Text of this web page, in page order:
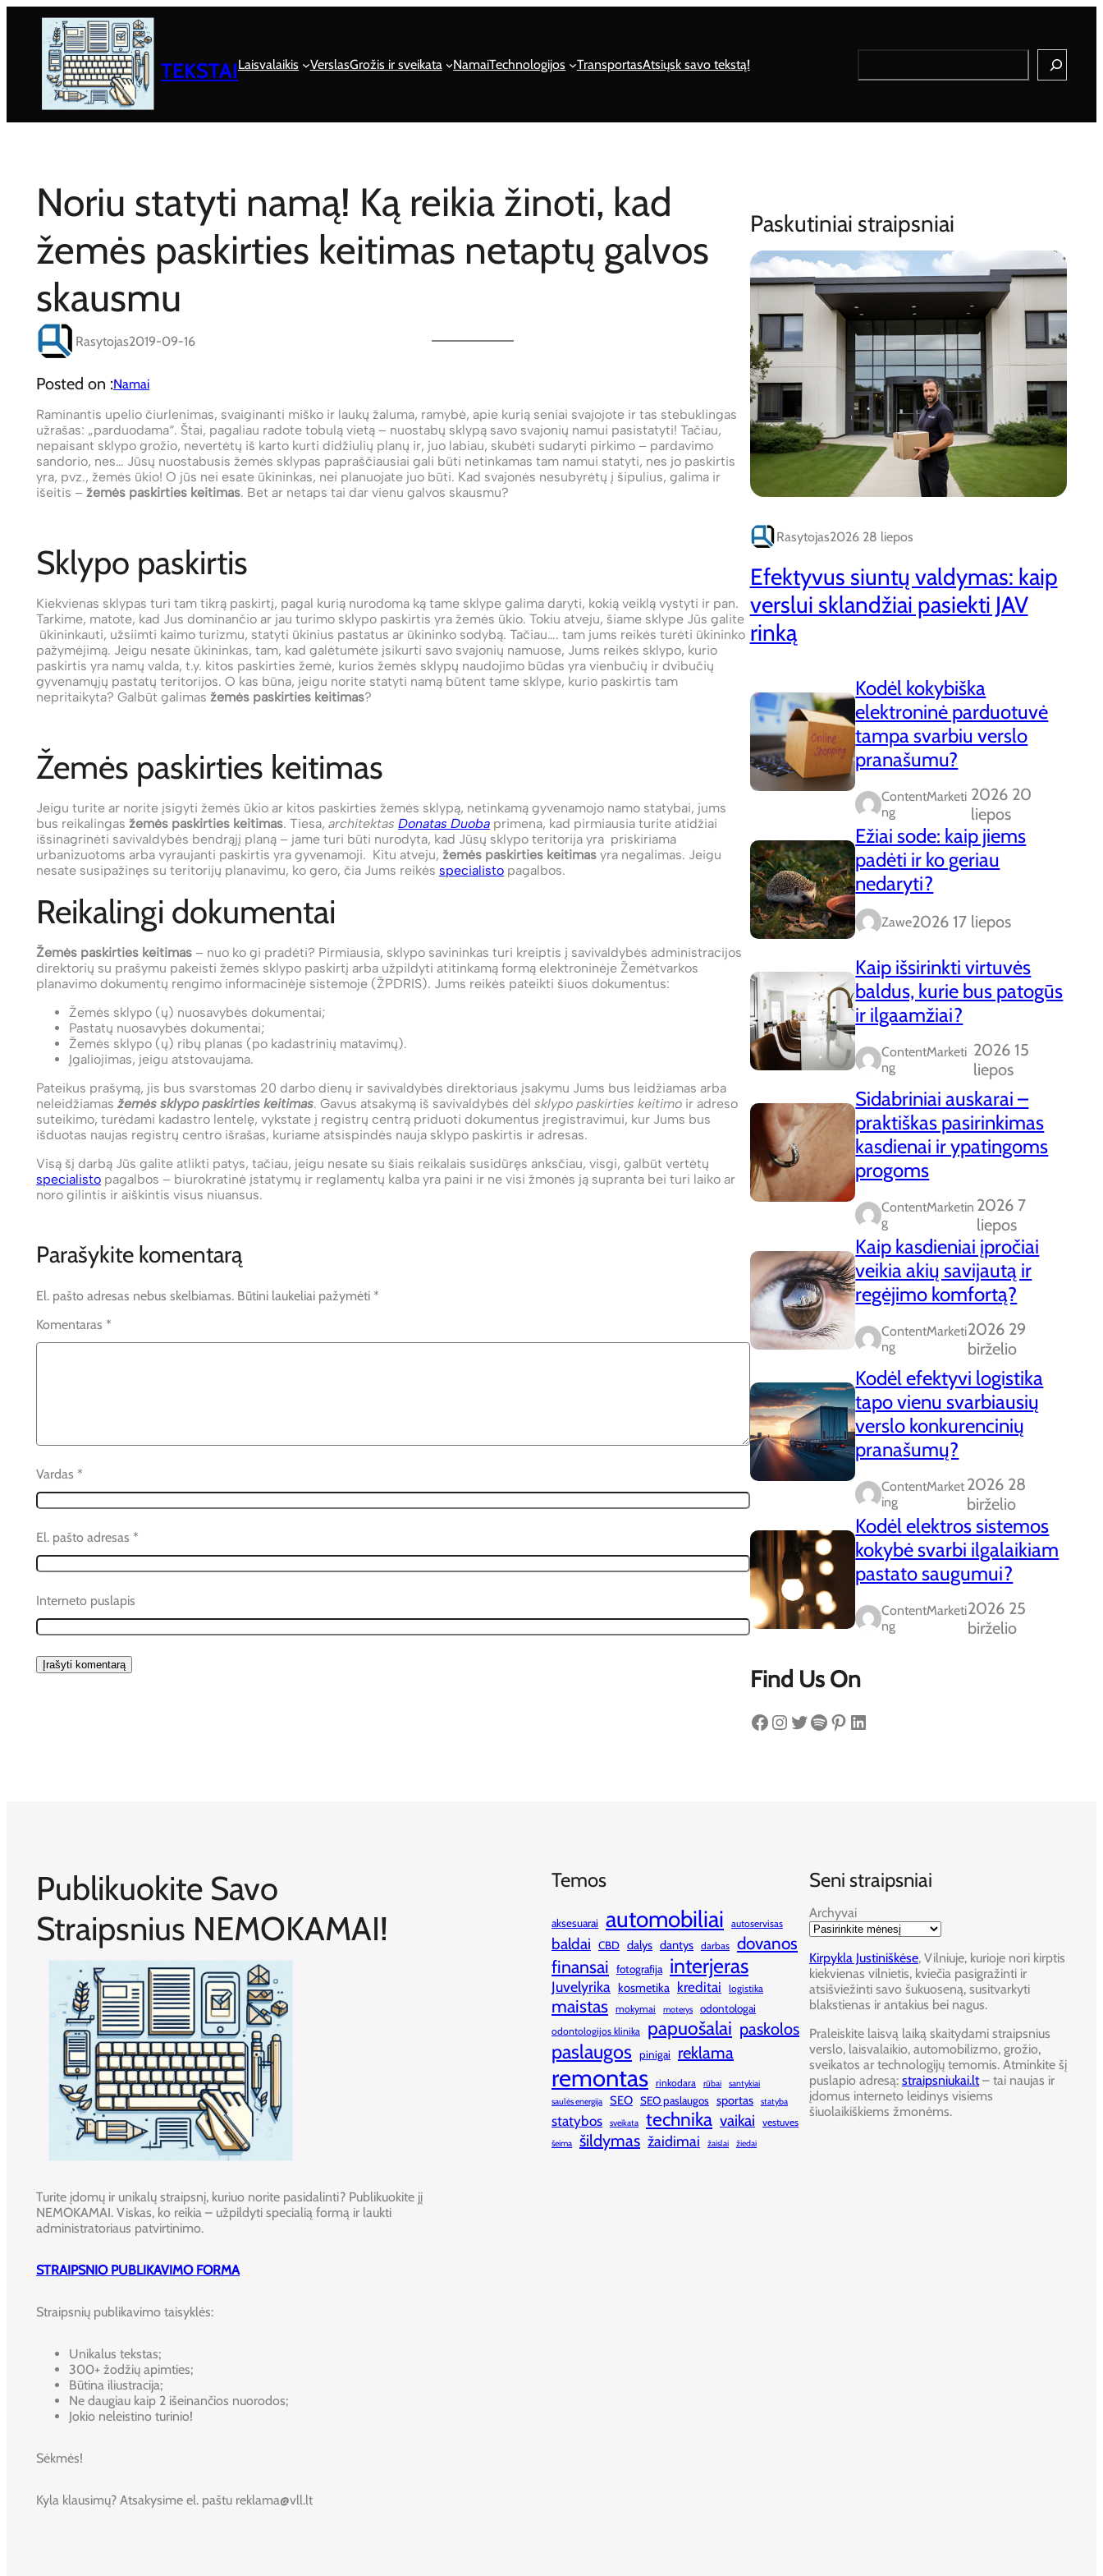
TEKSTAILaisvalaikis VerslasGrožis ir sveikata NamaiTechnologijos TransportasAtsiųsk savo tekstą!
Search
Noriu statyti namą! Ką reikia žinoti, kad
žemės paskirties keitimas netaptų galvos
skausmu
Rasytojas2019-09-16
Posted on :Namai
Raminantis upelio čiurlenimas, svaiginanti miško ir laukų žaluma, ramybė, apie kurią seniai svajojote ir tas stebuklingas
užrašas: „parduodama“. Štai, pagaliau radote tobulą vietą – nuostabų sklypą savo svajonių namui pasistatyti! Tačiau,
nepaisant sklypo grožio, nevertėtų iš karto kurti didžiulių planų ir, juo labiau, skubėti sudaryti pirkimo – pardavimo
sandorio, nes… Jūsų nuostabusis žemės sklypas papraščiausiai gali būti netinkamas tam namui statyti, nes jo paskirtis
yra, pvz., žemės ūkio! O jūs nei esate ūkininkas, nei planuojate juo būti. Kad svajonės nesubyrėtų į šipulius, galima ir
išeitis – žemės paskirties keitimas. Bet ar netaps tai dar vienu galvos skausmu?
Sklypo paskirtis
Kiekvienas sklypas turi tam tikrą paskirtį, pagal kurią nurodoma ką tame sklype galima daryti, kokią veiklą vystyti ir pan.
Tarkime, matote, kad Jus dominančio ar jau turimo sklypo paskirtis yra žemės ūkio. Tokiu atveju, šiame sklype Jūs galite
ūkininkauti, užsiimti kaimo turizmu, statyti ūkinius pastatus ar ūkininko sodybą. Tačiau…. tam jums reikės turėti ūkininko
pažymėjimą. Jeigu nesate ūkininkas, tam, kad galėtumėte įsikurti savo svajonių namuose, Jums reikės sklypo, kurio
paskirtis yra namų valda, t.y. kitos paskirties žemė, kurios žemės sklypų naudojimo būdas yra vienbučių ir dvibučių
gyvenamųjų pastatų teritorijos. O kas būna, jeigu norite statyti namą būtent tame sklype, kurio paskirtis tam
nepritaikyta? Galbūt galimas žemės paskirties keitimas?
Žemės paskirties keitimas
Jeigu turite ar norite įsigyti žemės ūkio ar kitos paskirties žemės sklypą, netinkamą gyvenamojo namo statybai, jums
bus reikalingas žemės paskirties keitimas. Tiesa, architektas Donatas Duoba primena, kad pirmiausia turite atidžiai
išsinagrinėti savivaldybės bendrąjį planą – jame turi būti nurodyta, kad Jūsų sklypo teritorija yra priskiriama
urbanizuotoms arba vyraujanti paskirtis yra gyvenamoji. Kitu atveju, žemės paskirties keitimas yra negalimas. Jeigu
nesate susipažinęs su teritorijų planavimu, ko gero, čia Jums reikės specialisto pagalbos.
Reikalingi dokumentai
Žemės paskirties keitimas – nuo ko gi pradėti? Pirmiausia, sklypo savininkas turi kreiptis į savivaldybės administracijos
direktorių su prašymu pakeisti žemės sklypo paskirtį arba užpildyti atitinkamą formą elektroninėje Žemėtvarkos
planavimo dokumentų rengimo informacinėje sistemoje (ŽPDRIS). Jums reikės pateikti šiuos dokumentus:
Žemės sklypo (ų) nuosavybės dokumentai;
Pastatų nuosavybės dokumentai;
Žemės sklypo (ų) ribų planas (po kadastrinių matavimų).
Įgaliojimas, jeigu atstovaujama.
Pateikus prašymą, jis bus svarstomas 20 darbo dienų ir savivaldybės direktoriaus įsakymu Jums bus leidžiamas arba
neleidžiamas žemės sklypo paskirties keitimas. Gavus atsakymą iš savivaldybės dėl sklypo paskirties keitimo ir adreso
suteikimo, turėdami kadastro lentelę, vykstate į registrų centrą priduoti dokumentus įregistravimui, kur Jums bus
išduotas naujas registrų centro išrašas, kuriame atsispindės nauja sklypo paskirtis ir adresas.
Visą šį darbą Jūs galite atlikti patys, tačiau, jeigu nesate su šiais reikalais susidūręs anksčiau, visgi, galbūt vertėtų
specialisto pagalbos – biurokratinė įstatymų ir reglamentų kalba yra paini ir ne visi žmonės ją supranta bei turi laiko ar
noro gilintis ir aiškintis visus niuansus.
Parašykite komentarą
El. pašto adresas nebus skelbiamas. Būtini laukeliai pažymėti *
Komentaras *
Vardas *
El. pašto adresas *
Interneto puslapis
Paskutiniai straipsniai
Rasytojas2026 28 liepos
Efektyvus siuntų valdymas: kaip
verslui sklandžiai pasiekti JAV
rinką
Kodėl kokybiška
elektroninė parduotuvė
tampa svarbiu verslo
pranašumu?
ContentMarketi
Ng
2026 20
liepos
Ežiai sode: kaip jiems
padėti ir ko geriau
nedaryti?
Zawe2026 17 liepos
Kaip išsirinkti virtuvės
baldus, kurie bus patogūs
ir ilgaamžiai?
ContentMarketi
Ng
2026 15
liepos
Sidabriniai auskarai –
praktiškas pasirinkimas
kasdienai ir ypatingoms
progoms
ContentMarketin
G
2026 7
liepos
Kaip kasdieniai įpročiai
veikia akių savijautą ir
regėjimo komfortą?
ContentMarketi
Ng
2026 29
birželio
Kodėl efektyvi logistika
tapo vienu svarbiausių
verslo konkurencinių
pranašumų?
ContentMarket
Ing
2026 28
birželio
Kodėl elektros sistemos
kokybė svarbi ilgalaikiam
pastato saugumui?
ContentMarketi
Ng
2026 25
birželio
Find Us On
Facebook Instagram Twitter Spotify Pinterest LinkedIn
Publikuokite Savo
Straipsnius NEMOKAMAI!
Turite įdomų ir unikalų straipsnį, kuriuo norite pasidalinti? Publikuokite jį
NEMOKAMAI. Viskas, ko reikia – užpildyti specialią formą ir laukti
administratoriaus patvirtinimo.
STRAIPSNIO PUBLIKAVIMO FORMA
Straipsnių publikavimo taisyklės:
Unikalus tekstas;
300+ žodžių apimties;
Būtina iliustracija;
Ne daugiau kaip 2 išeinančios nuorodos;
Jokio neleistino turinio!
Sėkmės!
Kyla klausimų? Atsakysime el. paštu reklama@vll.lt
Temos
aksesuarai automobiliai autoservisas
baldai CBD dalys dantys darbas dovanos
finansai fotografija interjeras
Juvelyrika kosmetika kreditai logistika
maistas mokymai moterys odontologai
odontologijos klinika papuošalai paskolos
paslaugos pinigai reklama
remontas rinkodara rūbai
santykiai
saulės energija
SEO SEO paslaugos sportas statyba
statybos sveikata technika vaikai vestuves
šeima šildymas žaidimai žaislai žiedai
Seni straipsniai
Archyvai
Kirpykla Justiniškėse, Vilniuje, kurioje nori kirptis
kiekvienas vilnietis, kviečia pasigražinti ir
atsišviežinti savo šukuoseną, susitvarkyti
blakstienas ir antakius bei nagus.
Praleiskite laisvą laiką skaitydami straipsnius
verslo, laisvalaikio, automobilizmo, grožio,
sveikatos ar technologijų temomis. Atminkite šį
puslapio adresą: straipsniukai.lt– tai naujas ir
įdomus interneto leidinys visiems
šiuolaikiškiems žmonėms.